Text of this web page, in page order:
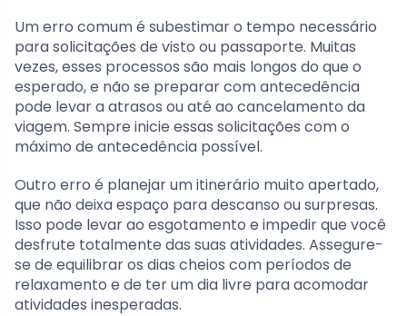
Um erro comum é subestimar o tempo necessário
para solicitações de visto ou passaporte. Muitas
vezes, esses processos são mais longos do que o
esperado, e não se preparar com antecedência
pode levar a atrasos ou até ao cancelamento da
viagem. Sempre inicie essas solicitações com o
máximo de antecedência possível.
Outro erro é planejar um itinerário muito apertado,
que não deixa espaço para descanso ou surpresas.
Isso pode levar ao esgotamento e impedir que você
desfrute totalmente das suas atividades. Assegure-
se de equilibrar os dias cheios com períodos de
relaxamento e de ter um dia livre para acomodar
atividades inesperadas.